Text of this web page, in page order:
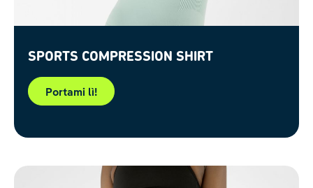
Sports Compression Shirt
Portami lì!